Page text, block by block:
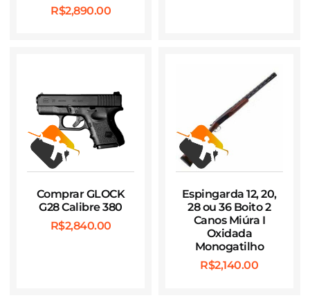
R$2,890.00
Comprar GLOCK
G28 Calibre 380
R$2,840.00
Espingarda 12, 20,
28 ou 36 Boito 2
Canos Miúra I
Oxidada
Monogatilho
R$2,140.00